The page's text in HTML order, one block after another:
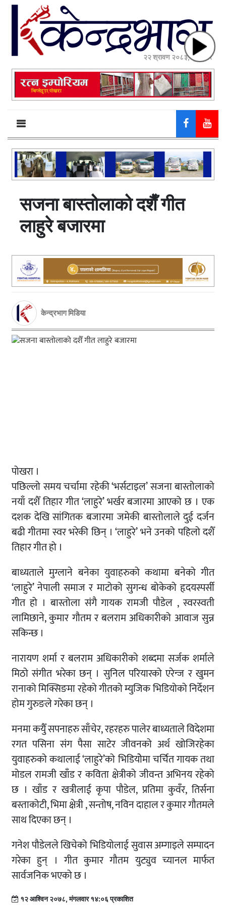
२२ श्रावण २०८३, शुक्रबार
सजना बास्तोलाको दशैँ गीत
लाहुरे बजारमा
केन्द्रभाग मिडिया
पोखरा ।
पछिल्लो समय चर्चामा रहेकी ‘भर्सटाइल’ सजना बास्तोलाको
नयाँ दशैँ तिहार गीत ‘लाहुरे’ भर्खर बजारमा आएको छ । एक
दशक देखि सांगितक बजारमा जमेकी बास्तोलाले दुई दर्जन
बढी गीतमा स्वर भरेकी छिन् । ‘लाहुरे’ भने उनको पहिलो दशैँ
तिहार गीत हो ।
बाध्यताले मुग्लाने बनेका युवाहरुको कथामा बनेको गीत
‘लाहुरे’ नेपाली समाज र माटोको सुगन्ध बोकेको हृदयस्पर्सी
गीत हो । बास्तोला संगै गायक रामजी पौडेल , स्वरस्वती
लामिछाने, कुमार गौतम र बलराम अधिकारीको आवाज सुन्न
सकिन्छ ।
नारायण शर्मा र बलराम अधिकारीको शब्दमा सर्जक शर्माले
मिठो संगीत भरेका छन् । सुनिल परियारको एरेन्ज र खुमन
रानाको मिक्सिङमा रहेको गीतको म्युजिक भिडियोको निर्देशन
होम गुरुङले गरेका छन् ।
मनमा कयुैँ सपनाहरु साँचेर, रहरहरु पालेर बाध्यताले विदेशमा
रगत पसिना संग पैसा साटेर जीवनको अर्थ खोजिरहेका
युवाहरुको कथालाई ‘लाहुरे’को भिडियोेमा चर्चित गायक तथा
मोडल रामजी खाँड र कविता क्षेत्रीको जीवन्त अभिनय रहेको
छ । खाँड र खत्रीलाई कृपा पौडेल, प्रतिमा कुवँर, तिर्सना
बस्ताकोटी, भिमा क्षेत्री , सन्तोष, नविन दाहाल र कुमार गौतमले
साथ दिएका छन् ।
गनेश पौडेलले खिचेको भिडियोलाई सुवास अम्गाइले सम्पादन
गरेका हुन् । गीत कुमार गौतम युट्युव च्यानल मार्फत
सार्वजनिक भएको छ ।
१२ आश्विन २०७८, मंगलवार १४:०६ प्रकाशित